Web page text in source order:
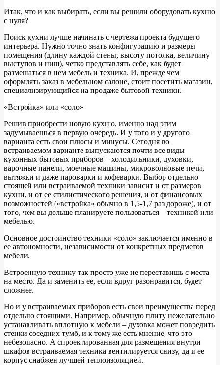
Итак, что и как выбирать, если вы решили оборудовать кухню
с нуля?
Поиск кухни лучше начинать с чертежа проекта будущего
интерьера. Нужно точно знать конфигурацию и размеры
помещения (длину каждой стены, высоту потолка, величину
выступов и ниш), четко представлять себе, как будет
размещаться в нем мебель и техника. И, прежде чем
оформлять заказ в мебельном салоне, стоит посетить магазин,
специализирующийся на продаже бытовой техники.
«Встройка» или «соло»
Решив приобрести новую кухню, именно над этим
задумываешься в первую очередь. И у того и у другого
варианта есть свои плюсы и минусы. Сегодня во
встраиваемом варианте выпускаются почти все виды
кухонных бытовых приборов – холодильники, духовки,
варочные панели, моечные машины, микроволновые печи,
вытяжки и даже пароварки и кофеварки. Выбор отдельно
стоящей или встраиваемой техники зависит и от размеров
кухни, и от ее стилистического решения, и от финансовых
возможностей («встройка» обычно в 1,5-1,7 раз дороже), и от
того, чем вы дольше планируете пользоваться – техникой или
мебелью.
Основное достоинство техники «соло» заключается именно в
ее автономности, независимости от конкретных предметов
мебели.
Встроенную технику так просто уже не переставишь с места
на место. Да и заменить ее, если вдруг разонравится, будет
сложнее.
Но и у встраиваемых приборов есть свои преимущества перед
отдельно стоящими. Например, обычную плиту нежелательно
устанавливать вплотную к мебели – духовка может повредить
стенки соседних тумб, и к тому же есть мнение, что это
небезопасно. А спроектированная для размещения внутри
шкафов встраиваемая техника вентилируется снизу, да и ее
корпус снабжен лучшей теплоизоляцией.